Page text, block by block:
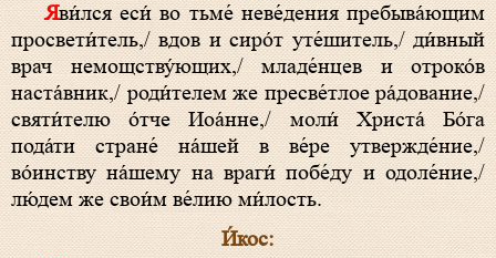
Яви́лся еси́ во тьме́ неве́дения пребыва́ющим
просвети́тель,/ вдов и сиро́т уте́шитель,/ ди́вный
врач немощству́ющих,/ младе́нцев и отроко́в
наста́вник,/ роди́телем же пресве́тлое ра́дование,/
святи́телю о́тче Иоа́нне,/ моли́ Христа́ Бо́га
пода́ти стране́ на́шей в ве́ре утвержде́ние,/
во́инству на́шему на враги́ побе́ду и одоле́ние,/
лю́дем же свои́м ве́лию ми́лость.
И́кос: